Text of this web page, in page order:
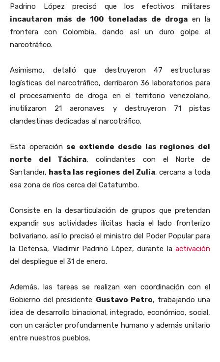
Padrino López precisó que los efectivos militares
incautaron más de 100 toneladas de drogaen la
frontera con Colombia, dando así un duro golpe al
narcotráfico.
Asimismo, detalló que destruyeron 47 estructuras
logísticas del narcotráfico, derribaron 36 laboratorios para
el procesamiento de droga en el territorio venezolano,
inutilizaron 21 aeronaves y destruyeron 71 pistas
clandestinas dedicadas al narcotráfico.
Esta operación se extiende desde las regiones del
norte del Táchira, colindantes con el Norte de
Santander, hasta las regiones del Zulia, cercana a toda
esa zona de ríos cerca del Catatumbo.
Consiste en la desarticulación de grupos que pretendan
expandir sus actividades ilícitas hacia el lado fronterizo
bolivariano, así lo precisó el ministro del Poder Popular para
la Defensa, Vladimir Padrino López, durante la activación
del despliegue el 31 de enero.
Además, las tareas se realizan «en coordinación con el
Gobierno del presidente Gustavo Petro, trabajando una
idea de desarrollo binacional, integrado, económico, social,
con un carácter profundamente humano y además unitario
entre nuestros pueblos.